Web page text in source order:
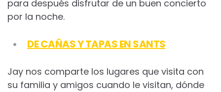
para después disfrutar de un buen concierto
por la noche.
DE CAÑAS Y TAPAS EN SANTS
Jay nos comparte los lugares que visita con
su familia y amigos cuando le visitan, dónde